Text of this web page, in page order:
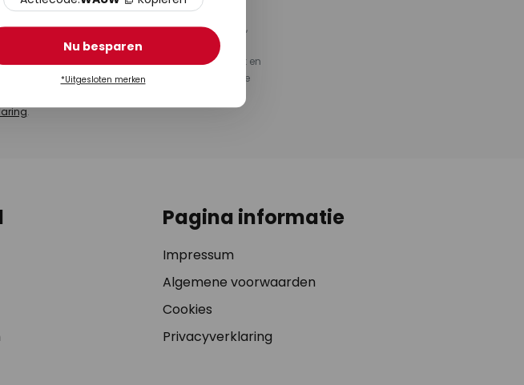
aanbiedingen op onze ruime keuze aan lampen,
veel meer! Je ontvangt exclusieve kortingen,
klant vinden we jouw mening belangrijk en
uitschrijven door op de afmeldlink onderaan de
.
Pagina informatie
Impressum
Algemene voorwaarden
Cookies
Privacyverklaring
Nu besparen
*Uitgesloten merken